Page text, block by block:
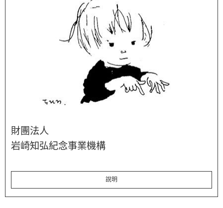
財團法人
岩崎知弘紀念事業機構
說明